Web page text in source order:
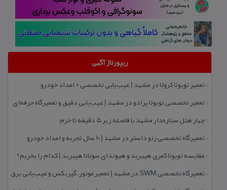
ریپورتاژ آگهی
:: تعمیر تویوتا كرولا در مشهد | عیب‌یابی تخصصی + امداد خودرو
:: تعمیر تخصصی تویوتا پرادو در مشهد | عیب‌یابی دقیق و تعمیرگاه حرفه‌ای
::چهار هتل‌ ستاره‌دار مشهد با فاصله زیر 5 دقیقه تا حرم
:: تعمیرگاه تخصصی رنو داستر در مشهد | ۱۰ سال تجربه و امداد خودرو
:: مقایسه تویوتا كمری هیبرید و هیوندای سوناتا هیبرید | كدام را بخریم؟
:: تعمیرگاه تخصصی SWM در مشهد | تعمیر موتور، گیربكس و عیب‌یابی برق